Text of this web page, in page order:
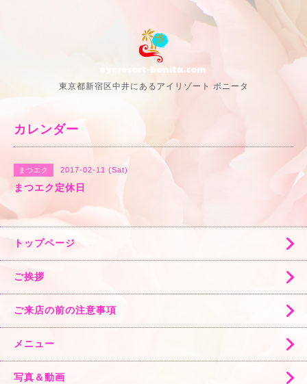
東京都新宿区中井にあるアイリゾート ボニータ
カレンダー
まつエク 2017-02-11 (Sat)
まつエク定休日
トップページ
ご挨拶
ご来店の前の注意事項
メニュー
写真＆動画